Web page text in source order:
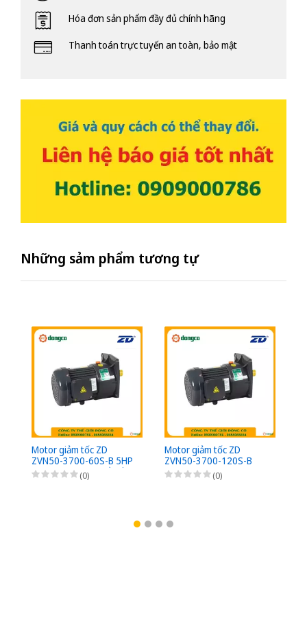
Hóa đơn sản phẩm đầy đủ chính hãng
Thanh toán trực tuyến an toàn, bảo mật
Những sảm phẩm tương tự
Motor giảm tốc ZD
ZVN50-3700-60S-B 5HP
(3,7kW) - 1/60 - kiểu lắp
Mặt bích 3 Pha
(0)
Motor giảm tốc ZD
ZVN50-3700-120S-B
5HP (3,7kW) - 1/120 -
kiểu lắp Mặt bích 3 Pha
lưu nhanh từ AC sang
(0)